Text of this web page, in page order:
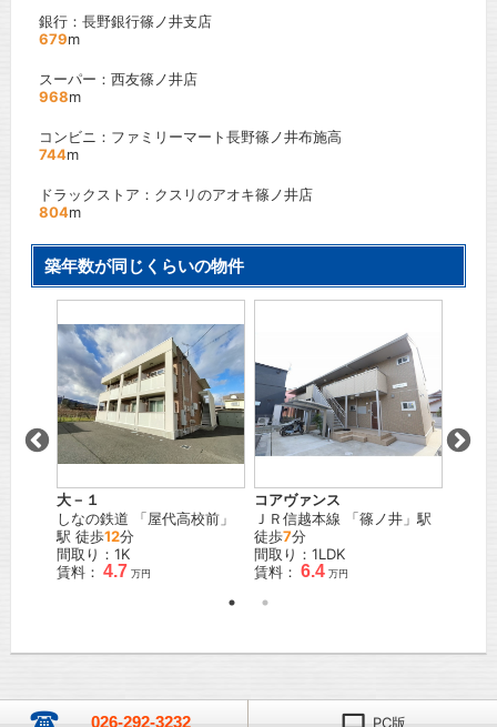
銀行：長野銀行篠ノ井支店
679m
スーパー：西友篠ノ井店
968m
コンビニ：ファミリーマート長野篠ノ井布施高
744m
ドラックストア：クスリのアオキ篠ノ井店
804m
築年数が同じくらいの物件
大－１
しなの鉄道 「屋代高校前 」
駅 徒歩12分
間取り：1K
賃料： 4.7 万円
コアヴァンス
ＪＲ信越本線 「篠ノ井 」駅
徒歩7分
間取り：1LDK
賃料： 6.4 万円
026-292-3232 PC版